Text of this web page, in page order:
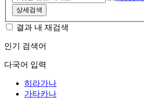
상세검색
결과 내 재검색
인기 검색어
다국어 입력
히라가나
가타카나